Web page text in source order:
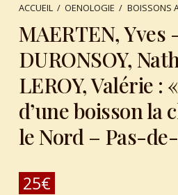
ACCUEIL / OENOLOGIE / BOISSONS
MAERTEN, Yves
DURONSOY,
LEROY, Valérie :
d’une boisson la
le Nord – Pas-
25€